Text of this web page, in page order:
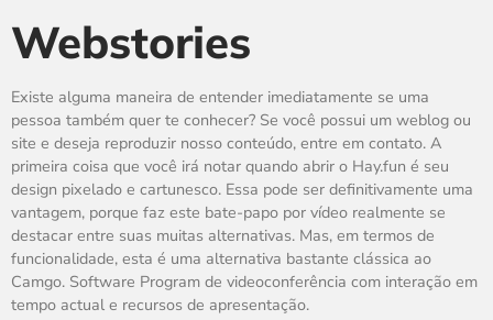
Webstories
Existe alguma maneira de entender imediatamente se uma
pessoa também quer te conhecer? Se você possui um weblog ou
site e deseja reproduzir nosso conteúdo, entre em contato. A
primeira coisa que você irá notar quando abrir o Hay.fun é seu
design pixelado e cartunesco. Essa pode ser definitivamente uma
vantagem, porque faz este bate-papo por vídeo realmente se
destacar entre suas muitas alternativas. Mas, em termos de
funcionalidade, esta é uma alternativa bastante clássica ao
Camgo. Software Program de videoconferência com interação em
tempo actual e recursos de apresentação.